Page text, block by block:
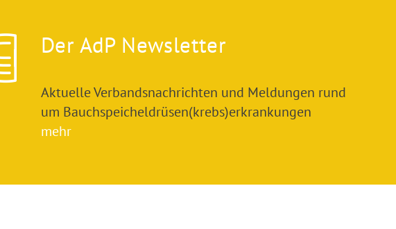
Der AdP Newsletter
Aktuelle Verbandsnachrichten und Meldungen rund
um Bauchspeicheldrüsen(krebs)erkrankungen
mehr